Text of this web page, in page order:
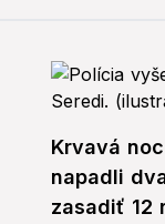
Krvavá
napadli
zasadiť 12